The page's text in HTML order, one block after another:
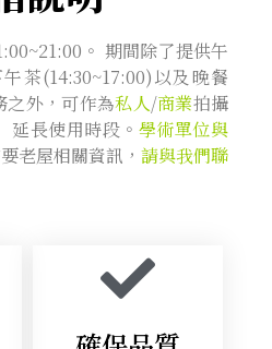
。 期間除了提供午
茶(14:30~17:00)以及晚餐
之外，可作為私人/商業拍攝
延長使用時段。 學術單位與
老屋相關資訊， 請與我們聯